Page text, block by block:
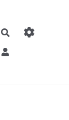
Rechercher